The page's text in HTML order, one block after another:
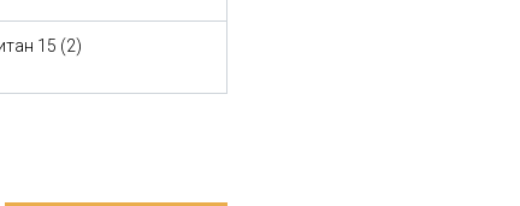
15 (2)